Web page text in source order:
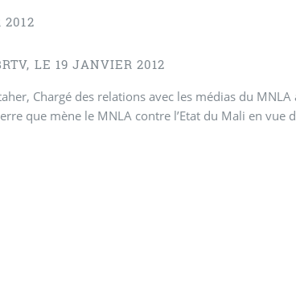
2012
LE 19 JANVIER 2012
Chargé des relations avec les médias du
que mène le MNLA contre l’Etat du Mali en vue